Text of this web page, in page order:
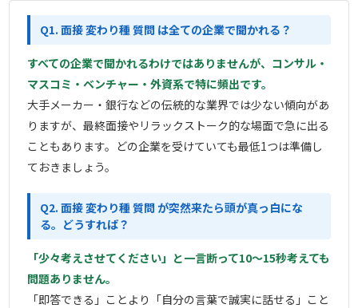
Q1. 面接 変わり種 質問 は全ての企業で聞かれる？
すべての企業で聞かれるわけではありませんが、コンサル・
マスコミ・ベンチャー・外資系で特に頻出です。
大手メーカー・銀行などの伝統的な業界では少ない傾向があ
りますが、最終面接やリラックストーク的な場面で急に出る
こともあります。どの企業を受けていても最低1つは準備し
ておきましょう。
Q2. 面接 変わり種 質問 が突然来たら頭が真っ白にな
る。どうすれば？
「少々考えさせてください」と一言断って10〜15秒考えても
問題ありません。
「即答できる」ことより「自分の言葉で誠実に話せる」こと